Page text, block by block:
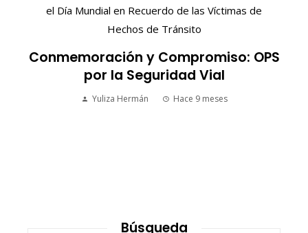
Conmemoración y Compromiso: OPS
por la Seguridad Vial
Yuliza Hermán Hace 9 meses
Búsqueda